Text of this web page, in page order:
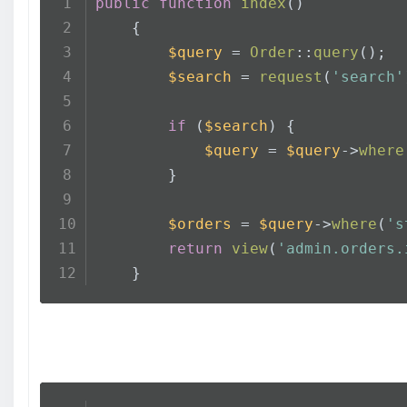
    {
$query = Order :: query ();
$search = request ( 'search'
if ( $search ) {
$query = $query->where
        }
$orders = $query->where (
return
view(
    }